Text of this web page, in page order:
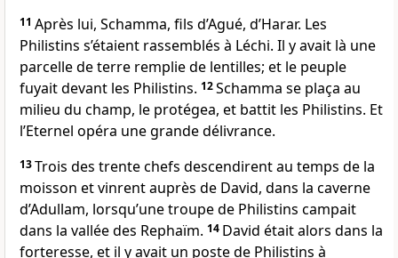
11 Après lui, Schamma, fils d’Agué, d’Harar. Les
Philistins s’étaient rassemblés à Léchi. Il y avait là une
parcelle de terre remplie de lentilles; et le peuple
fuyait devant les Philistins. 12Schamma se plaça au
milieu du champ, le protégea, et battit les Philistins. Et
l’Eternel opéra une grande délivrance.
13Trois des trente chefs descendirent au temps de la
moisson et vinrent auprès de David, dans la caverne
d’Adullam, lorsqu’une troupe de Philistins campait
dans la vallée des Rephaïm. 14 David était alors dans la
forteresse, et il y avait un poste de Philistins à